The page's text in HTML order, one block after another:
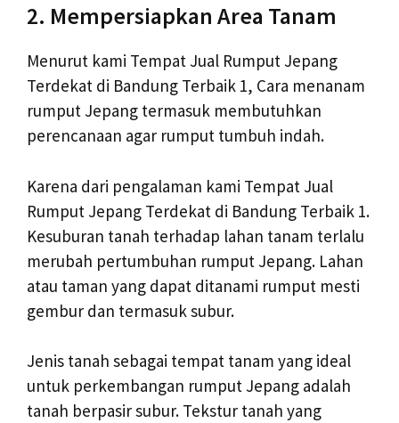
2. Mempersiapkan Area Tanam
Menurut kami Tempat Jual Rumput Jepang
Terdekat di Bandung Terbaik 1, Cara menanam
rumput Jepang termasuk membutuhkan
perencanaan agar rumput tumbuh indah.
Karena dari pengalaman kami Tempat Jual
Rumput Jepang Terdekat di Bandung Terbaik 1.
Kesuburan tanah terhadap lahan tanam terlalu
merubah pertumbuhan rumput Jepang. Lahan
atau taman yang dapat ditanami rumput mesti
gembur dan termasuk subur.
Jenis tanah sebagai tempat tanam yang ideal
untuk perkembangan rumput Jepang adalah
tanah berpasir subur. Tekstur tanah yang